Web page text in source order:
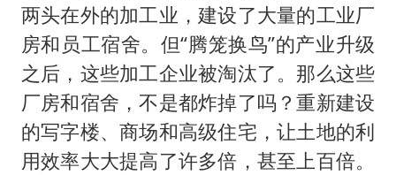
两头在外的加工业，建设了大量的工业厂
房和员工宿舍。但“腾笼换鸟”的产业升级
之后，这些加工企业被淘汰了。那么这些
厂房和宿舍，不是都炸掉了吗？重新建设
的写字楼、商场和高级住宅，让土地的利
用效率大大提高了许多倍，甚至上百倍。